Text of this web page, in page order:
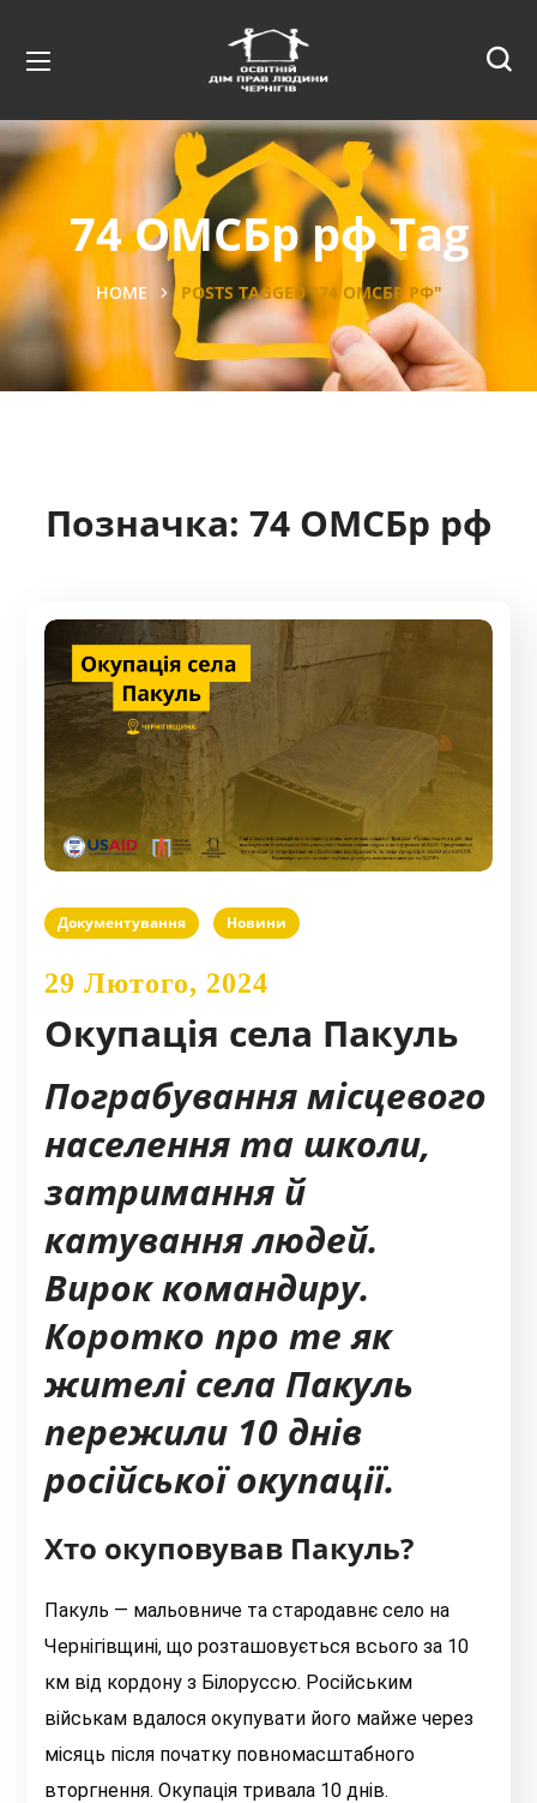
74 ОМСБр рф Tag
HOME POSTS TAGGED "74 ОМСБР РФ"
Позначка: 74 ОМСБр рф
Документування Новини
29 Лютого, 2024
Окупація села Пакуль
Пограбування місцевого
населення та школи,
затримання й
катування людей.
Вирок командиру.
Коротко про те як
жителі села Пакуль
пережили 10 днів
російської окупації.
Хто окуповував Пакуль?
Пакуль — мальовниче та стародавнє село на
Чернігівщині, що розташовується всього за 10
км від кордону з Білоруссю. Російським
військам вдалося окупувати його майже через
місяць після початку повномасштабного
вторгнення. Окупація тривала 10 днів.